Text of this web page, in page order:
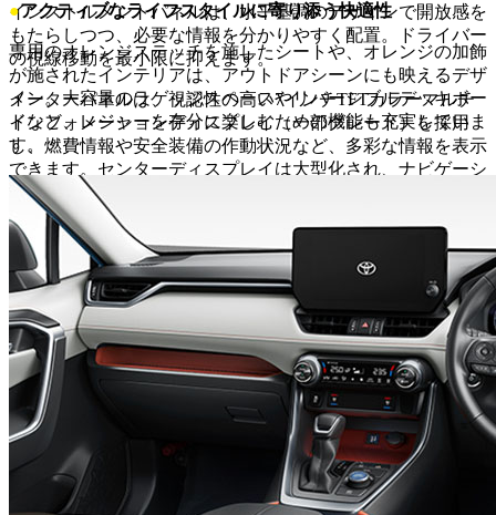
インストルメントパネルは、水平基調のデザインで開放感を
もたらしつつ、必要な情報を分かりやすく配置。ドライバー
の視線移動を最小限に抑えます。
メーターパネルは、視認性の高い7インチTFTカラーマルチ
インフォメーションディスプレイ（一部グレード）を採用
し、燃費情報や安全装備の作動状況など、多彩な情報を表示
できます。センターディスプレイは大型化され、ナビゲーシ
ョンやエンターテイメント機能を快適に利用できます。スマ
ートフォン連携機能（Apple CarPlay®、Android Auto™対
応）も備わり、普段使い慣れたアプリを車内で快適に利用で
きます。
シートは、長時間のドライブでも疲れにくいよう、形状やク
ッション性に工夫が凝らされています。ファブリック素材の
他、上級グレードでは合成皮革や本革、さらにAdventureグ
レードではオフロードをイメージした個性的なシート表皮も
設定されており、様々なニーズに対応します。
収納スペースも充実しており、ドリンクホルダーや小物入れ
が随所に配置され、家族みんなの荷物を整理して収納できま
す。特に、スマートフォンの充電などに便利なUSB端子（タ
イプC）も複数用意され、移動中の電子機器の使用にも困り
●アクティブなライフスタイルに寄り添う快適性
専用のオレンジステッチを施したシートや、オレンジの加飾
が施されたインテリアは、アウトドアシーンにも映えるデザ
イン。大容量のラゲッジスペースやリバーシブルデッキボー
ドなど、レジャーを存分に楽しむための機能も充実していま
す。